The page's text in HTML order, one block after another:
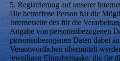
5. Registrierung auf unserer
Die betroffene Person hat die
Internetseite des für die
Angabe von personenbezogenen
personenbezogenen Daten dabei
Verantwortlichen übermittelt
jeweiligen Eingabemaske, die für